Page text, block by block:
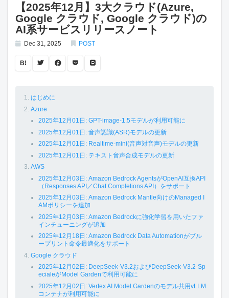
【2025年12月】3大クラウド(Azure,
Google クラウド, Google クラウド)の
AI系サービスリリースノート
Dec 31, 2025 POST
B!
はじめに
Azure
2025年12月01日: GPT-image-1.5モデルが利用可能に
2025年12月01日: 音声認識(ASR)モデルの更新
2025年12月01日: Realtime-mini(音声対音声)モデルの更新
2025年12月01日: テキスト音声合成モデルの更新
AWS
2025年12月03日: Amazon Bedrock AgentsがOpenAI互換API
（Responses API／Chat Completions API）をサポート
2025年12月03日: Amazon Bedrock Mantle向けのManaged I
AMポリシーを追加
2025年12月03日: Amazon Bedrockに強化学習を用いたファ
インチューニングが追加
2025年12月18日: Amazon Bedrock Data Automationがブル
ープリント命令最適化をサポート
Google クラウド
2025年12月02日: DeepSeek-V3.2およびDeepSeek-V3.2-Sp
ecialeがModel Gardenで利用可能に
2025年12月02日: Vertex AI Model Gardenのモデル共用vLLM
コンテナが利用可能に